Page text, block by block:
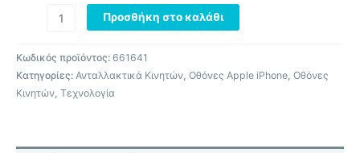
Προσθήκη στο καλάθι
Κωδικός προϊόντος: 661641
Κατηγορίες: Ανταλλακτικά Κινητών, Οθόνες Apple iPhone, Οθόνες
Κινητών, Τεχνολογία